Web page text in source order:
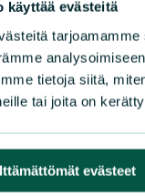
käyttää evästeitä
tietoja siitä,
tai joita on
evästeet